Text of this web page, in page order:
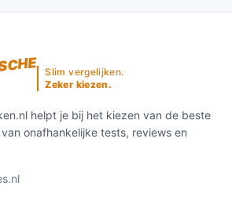
Slim vergelijken.
Zeker kiezen.
helpt je bij het kiezen van de beste
onafhankelijke tests, reviews en